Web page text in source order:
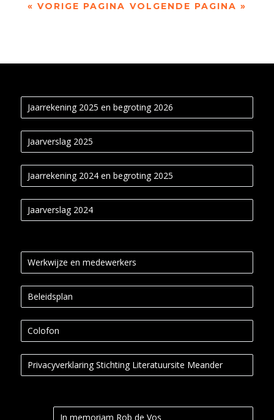
« VORIGE PAGINA VOLGENDE PAGINA »
Jaarrekening 2025 en begroting 2026
Jaarverslag 2025
Jaarrekening 2024 en begroting 2025
Jaarverslag 2024
Werkwijze en medewerkers
Beleidsplan
Colofon
Privacyverklaring Stichting Literatuursite Meander
In memoriam Rob de Vos